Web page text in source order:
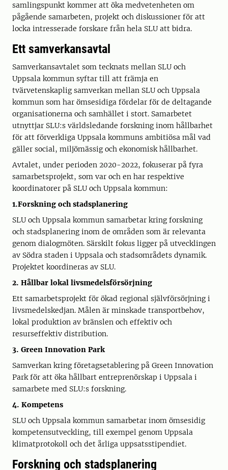
samlingspunkt kommer att öka medvetenheten om
pågående samarbeten, projekt och diskussioner för att
locka intresserade forskare från hela SLU att bidra.
Ett samverkansavtal
Samverkansavtalet som tecknats mellan SLU och
Uppsala kommun syftar till att främja en
tvärvetenskaplig samverkan mellan SLU och Uppsala
kommun som har ömsesidiga fördelar för de deltagande
organisationerna och samhället i stort. Samarbetet
utnyttjar SLU:s världsledande forskning inom hållbarhet
för att förverkliga Uppsala kommuns ambitiösa mål vad
gäller social, miljömässig och ekonomisk hållbarhet.
Avtalet, under perioden 2020-2022, fokuserar på fyra
samarbetsprojekt, som var och en har respektive
koordinatorer på SLU och Uppsala kommun:
1.Forskning och stadsplanering
SLU och Uppsala kommun samarbetar kring forskning
och stadsplanering inom de områden som är relevanta
genom dialogmöten. Särskilt fokus ligger på utvecklingen
av Södra staden i Uppsala och stadsområdets dynamik.
Projektet koordineras av SLU.
2. Hållbar lokal livsmedelsförsörjning
Ett samarbetsprojekt för ökad regional självförsörjning i
livsmedelskedjan. Målen är minskade transportbehov,
lokal produktion av bränslen och effektiv och
resurseffektiv distribution.
3. Green Innovation Park
Samverkan kring företagsetablering på Green Innovation
Park för att öka hållbart entreprenörskap i Uppsala i
samarbete med SLU:s forskning.
4. Kompetens
SLU och Uppsala kommun samarbetar inom ömsesidig
kompetensutveckling, till exempel genom Uppsala
klimatprotokoll och det årliga uppsatsstipendiet.
Forskning och stadsplanering